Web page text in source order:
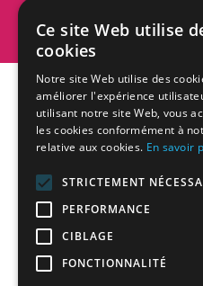
Ce site Web utilise
cookies
Notre site Web utilise des
améliorer l'expérience
utilisant notre site Web, vous
les cookies conformément à
relative aux cookies. En savoir
STRICTEMENT
PERFORMANCE
CIBLAGE
FONCTIONNALITÉ